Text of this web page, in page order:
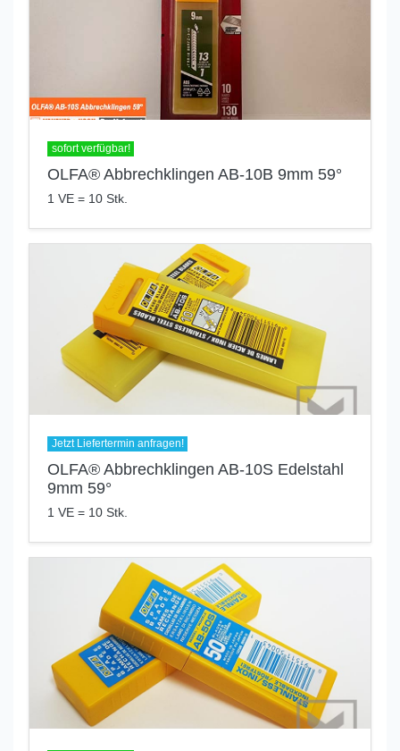
sofort verfügbar!
OLFA® Abbrechklingen AB-10B 9mm 59°
1 VE = 10 Stk.
Jetzt Liefertermin anfragen!
OLFA® Abbrechklingen AB-10S Edelstahl
9mm 59°
1 VE = 10 Stk.